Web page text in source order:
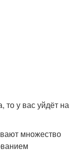
то у вас уйдёт на
множество